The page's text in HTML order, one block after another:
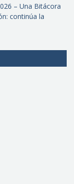
– Una Bitácora
continúa la